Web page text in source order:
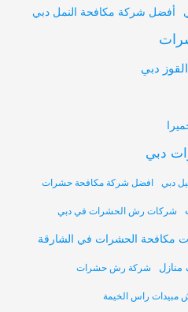
أفضل شركة مكافحة النمل دبي
دبي
دبي
دبي افضل شركة مكافحة حشرات
شركات رش الحشرات في دبي
مكافحة الحشرات في الشارقة
شركة رش حشرات
راس الخيمة